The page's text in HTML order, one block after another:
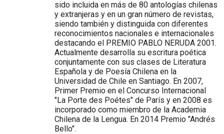
sido incluida en más de 80 antologías chilenas
y extranjeras y en un gran número de revistas,
siendo también y distinguida con diferentes
reconocimientos nacionales e internacionales
destacando el PREMIO PABLO NERUDA 2001.
Actualmente desarrolla su escritura poética
conjuntamente con sus clases de Literatura
Española y de Poesía Chilena en la
Universidad de Chile en Santiago. En 2007,
Primer Premio en el Concurso Internacional
"La Porte des Poétes" de París y en 2008 es
incorporado como miembro de la Academia
Chilena de la Lengua. En 2014 Premio "Andrés
Bello".